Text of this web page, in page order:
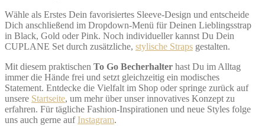
Wähle als Erstes Dein favorisiertes Sleeve-Design und entscheide
Dich anschließend im Dropdown-Menü für Deinen Lieblingsstrap
in Black, Gold oder Pink. Noch individueller kannst Du Dein
CUPLANE Set durch zusätzliche, stylische Straps gestalten.
Mit diesem praktischen To Go Becherhalter hast Du im Alltag
immer die Hände frei und setzt gleichzeitig ein modisches
Statement. Entdecke die Vielfalt im Shop oder springe zurück auf
unsere Startseite, um mehr über unser innovatives Konzept zu
erfahren. Für tägliche Fashion-Inspirationen und neue Styles folge
uns auch gerne aufInstagram.